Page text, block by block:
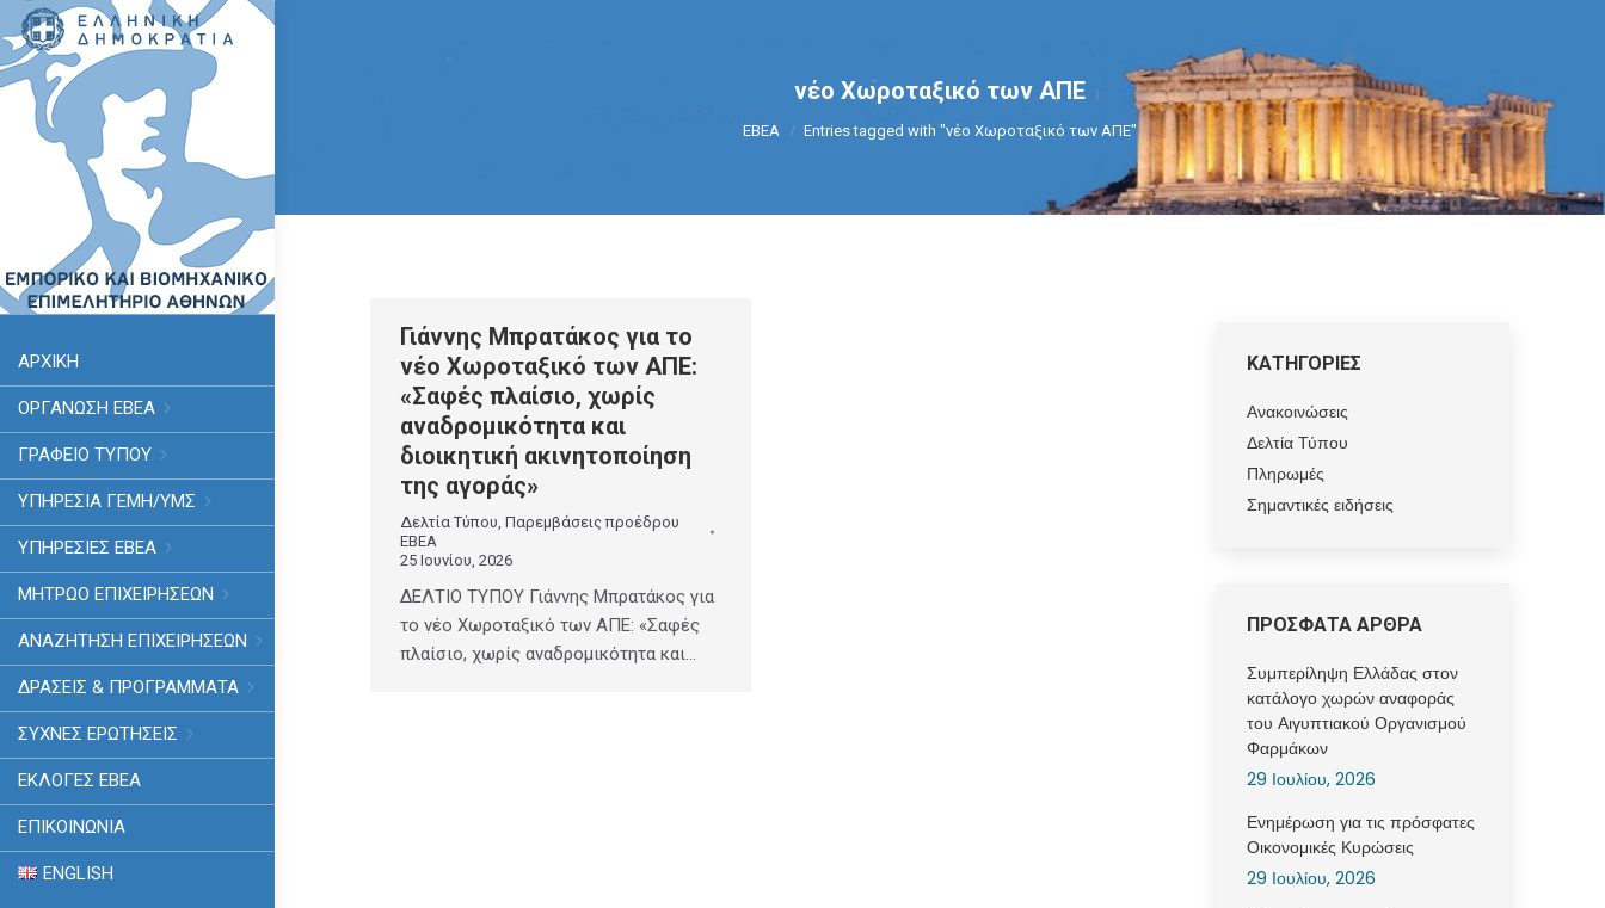
ΑΡΧΙΚΗ
ΟΡΓΑΝΩΣΗ ΕΒΕΑ
ΓΡΑΦΕΙΟ ΤΥΠΟΥ
ΥΠΗΡΕΣΊΑ ΓΕΜΗ/ΥΜΣ
ΥΠΗΡΕΣΙΕΣ ΕΒΕΑ
ΜΗΤΡΩΟ ΕΠΙΧΕΙΡΗΣΕΩΝ
ΑΝΑΖΗΤΗΣΗ ΕΠΙΧΕΙΡΗΣΕΩΝ
ΔΡΑΣΕΙΣ & ΠΡΟΓΡΑΜΜΑΤΑ
ΣΥΧΝΕΣ ΕΡΩΤΗΣΕΙΣ
ΕΚΛΟΓΈΣ ΕΒΕΑ
ΕΠΙΚΟΙΝΩΝΙΑ
ENGLISH
νέο Χωροταξικό των ΑΠΕ
You are here:
ΕΒΕΑ Entries tagged with "νέο Χωροταξικό των ΑΠΕ"
Γιάννης Μπρατάκος για το
νέο Χωροταξικό των ΑΠΕ:
«Σαφές πλαίσιο, χωρίς
αναδρομικότητα και
διοικητική ακινητοποίηση
της αγοράς»
Δελτία Τύπου, Παρεμβάσεις προέδρου
ΕΒΕΑ
25 Ιουνίου, 2026
ΔΕΛΤΙΟ ΤΥΠΟΥ Γιάννης Μπρατάκος για
το νέο Χωροταξικό των ΑΠΕ: «Σαφές
πλαίσιο, χωρίς αναδρομικότητα και…
ΚΑΤΗΓΟΡΙΕΣ
Ανακοινώσεις
Δελτία Τύπου
Πληρωμές
Σημαντικές ειδήσεις
ΠΡΟΣΦΑΤΑ ΑΡΘΡΑ
Συμπερίληψη Ελλάδας στον
κατάλογο χωρών αναφοράς
του Αιγυπτιακού Οργανισμού
Φαρμάκων
29 Ιουλίου, 2026
Ενημέρωση για τις πρόσφατες
Οικονομικές Κυρώσεις
29 Ιουλίου, 2026